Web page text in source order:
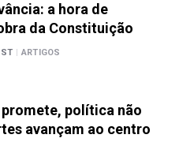
a hora de
da Constituição
| ARTIGOS
política não
avançam ao centro